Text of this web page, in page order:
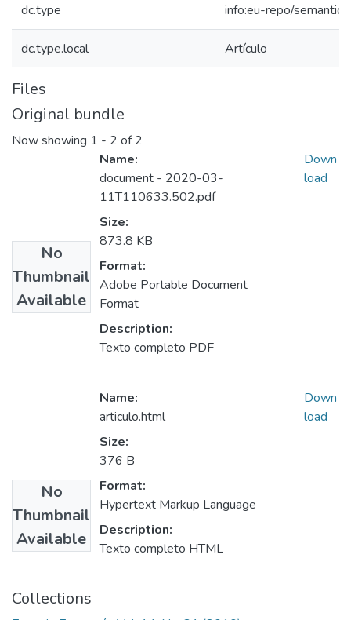
dc.type info:eu-repo/
dc.type.local Artículo
Files
Original bundle
Now showing 1 - 2 of 2
No
Thumbnail
Available
Name:
document - 2020-03-
11T110633.502.pdf
Size:
873.8 KB
Format:
Adobe Portable Document
Format
Description:
Texto completo PDF
Down
load
No
Thumbnail
Available
Name:
articulo.html
Size:
376 B
Format:
Hypertext Markup Language
Description:
Texto completo HTML
Down
load
Collections